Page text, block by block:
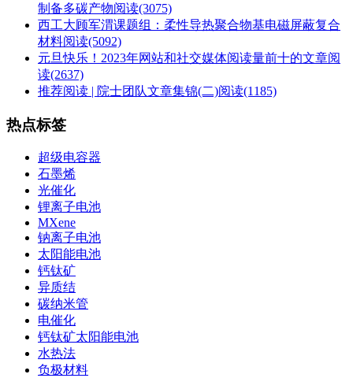
制备多碳产物阅读(3075)
西工大顾军渭课题组：柔性导热聚合物基电磁屏蔽复合
材料阅读(5092)
元旦快乐！2023年网站和社交媒体阅读量前十的文章阅
读(2637)
推荐阅读 | 院士团队文章集锦(二)阅读(1185)
热点标签
超级电容器
石墨烯
光催化
锂离子电池
MXene
钠离子电池
太阳能电池
钙钛矿
异质结
碳纳米管
电催化
钙钛矿太阳能电池
水热法
负极材料